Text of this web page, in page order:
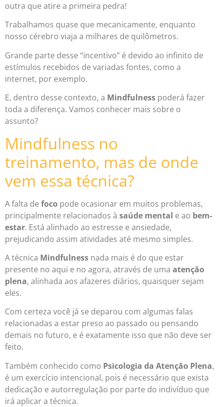
outra que atire a primeira pedra!
Trabalhamos quase que mecanicamente, enquanto
nosso cérebro viaja a milhares de quilômetros.
Grande parte desse “incentivo” é devido ao infinito de
estímulos recebidos de variadas fontes, como a
internet, por exemplo.
E, dentro desse contexto, a Mindfulness poderá fazer
toda a diferença. Vamos conhecer mais sobre o
assunto?
Mindfulness no
treinamento, mas de onde
vem essa técnica?
A falta de foco pode ocasionar em muitos problemas,
principalmente relacionados à saúde mental e ao bem-
estar. Está alinhado ao estresse e ansiedade,
prejudicando assim atividades até mesmo simples.
A técnica Mindfulness nada mais é do que estar
presente no aqui e no agora, através de uma atenção
plena, alinhada aos afazeres diários, quaisquer sejam
eles.
Com certeza você já se deparou com algumas falas
relacionadas a estar preso ao passado ou pensando
demais no futuro, e é exatamente isso que não deve ser
feito.
Também conhecido como Psicologia da Atenção Plena,
é um exercício intencional, pois é necessário que exista
dedicação e autorregulação por parte do indivíduo que
irá aplicar a técnica.